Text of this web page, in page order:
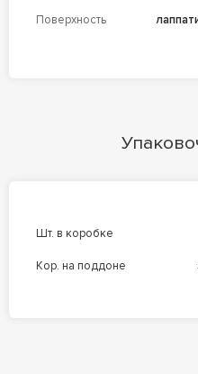
Поверхность
шт. в коробке
кор. на поддоне